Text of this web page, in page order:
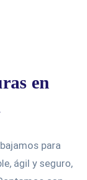
en
para
ágil y seguro,